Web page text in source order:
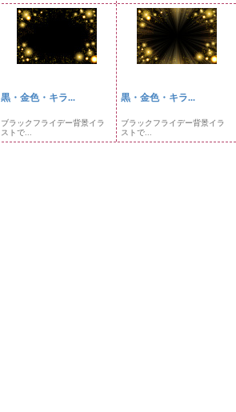
黒・金色・キラ...
ブラックフライデー背景イラ
ストで...
黒・金色・キラ...
ブラックフライデー背景イラ
ストで...